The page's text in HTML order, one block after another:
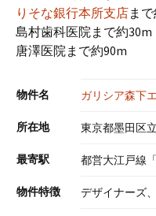
りそな銀行本所支店ま
島村歯科医院まで約30m
唐澤医院まで約90m
物件名 ガリシア森下
所在地 東京都墨田区
最寄駅 都営大江戸線
物件特徴 デザイナーズ